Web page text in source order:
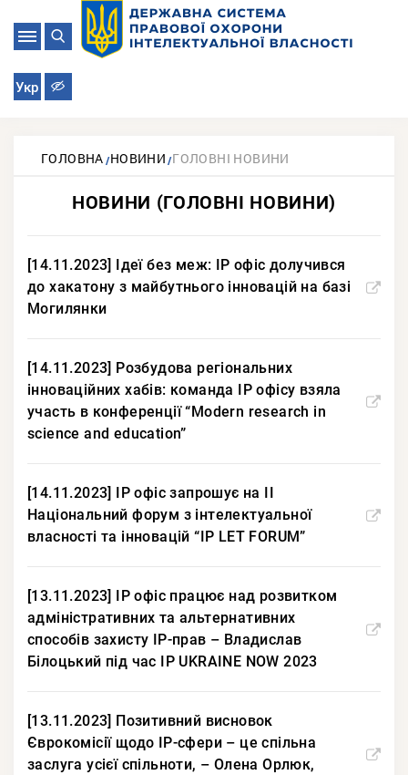
Укр
ГОЛОВНА НОВИНИ ГОЛОВНІ НОВИНИ
НОВИНИ (ГОЛОВНІ НОВИНИ)
[14.11.2023] Ідеї без меж: IP офіс долучився
до хакатону з майбутнього інновацій на базі
Могилянки
[14.11.2023] Розбудова регіональних
інноваційних хабів: команда IP офісу взяла
участь в конференції “Modern research in
science and education”
[14.11.2023] IP офіс запрошує на ІІ
Національний форум з інтелектуальної
власності та інновацій “IP LET FORUM”
[13.11.2023] IP офіс працює над розвитком
адміністративних та альтернативних
способів захисту IP-прав – Владислав
Білоцький під час IP UKRAINE NOW 2023
[13.11.2023] Позитивний висновок
Єврокомісії щодо IP-сфери – це спільна
заслуга усієї спільноти, – Олена Орлюк,